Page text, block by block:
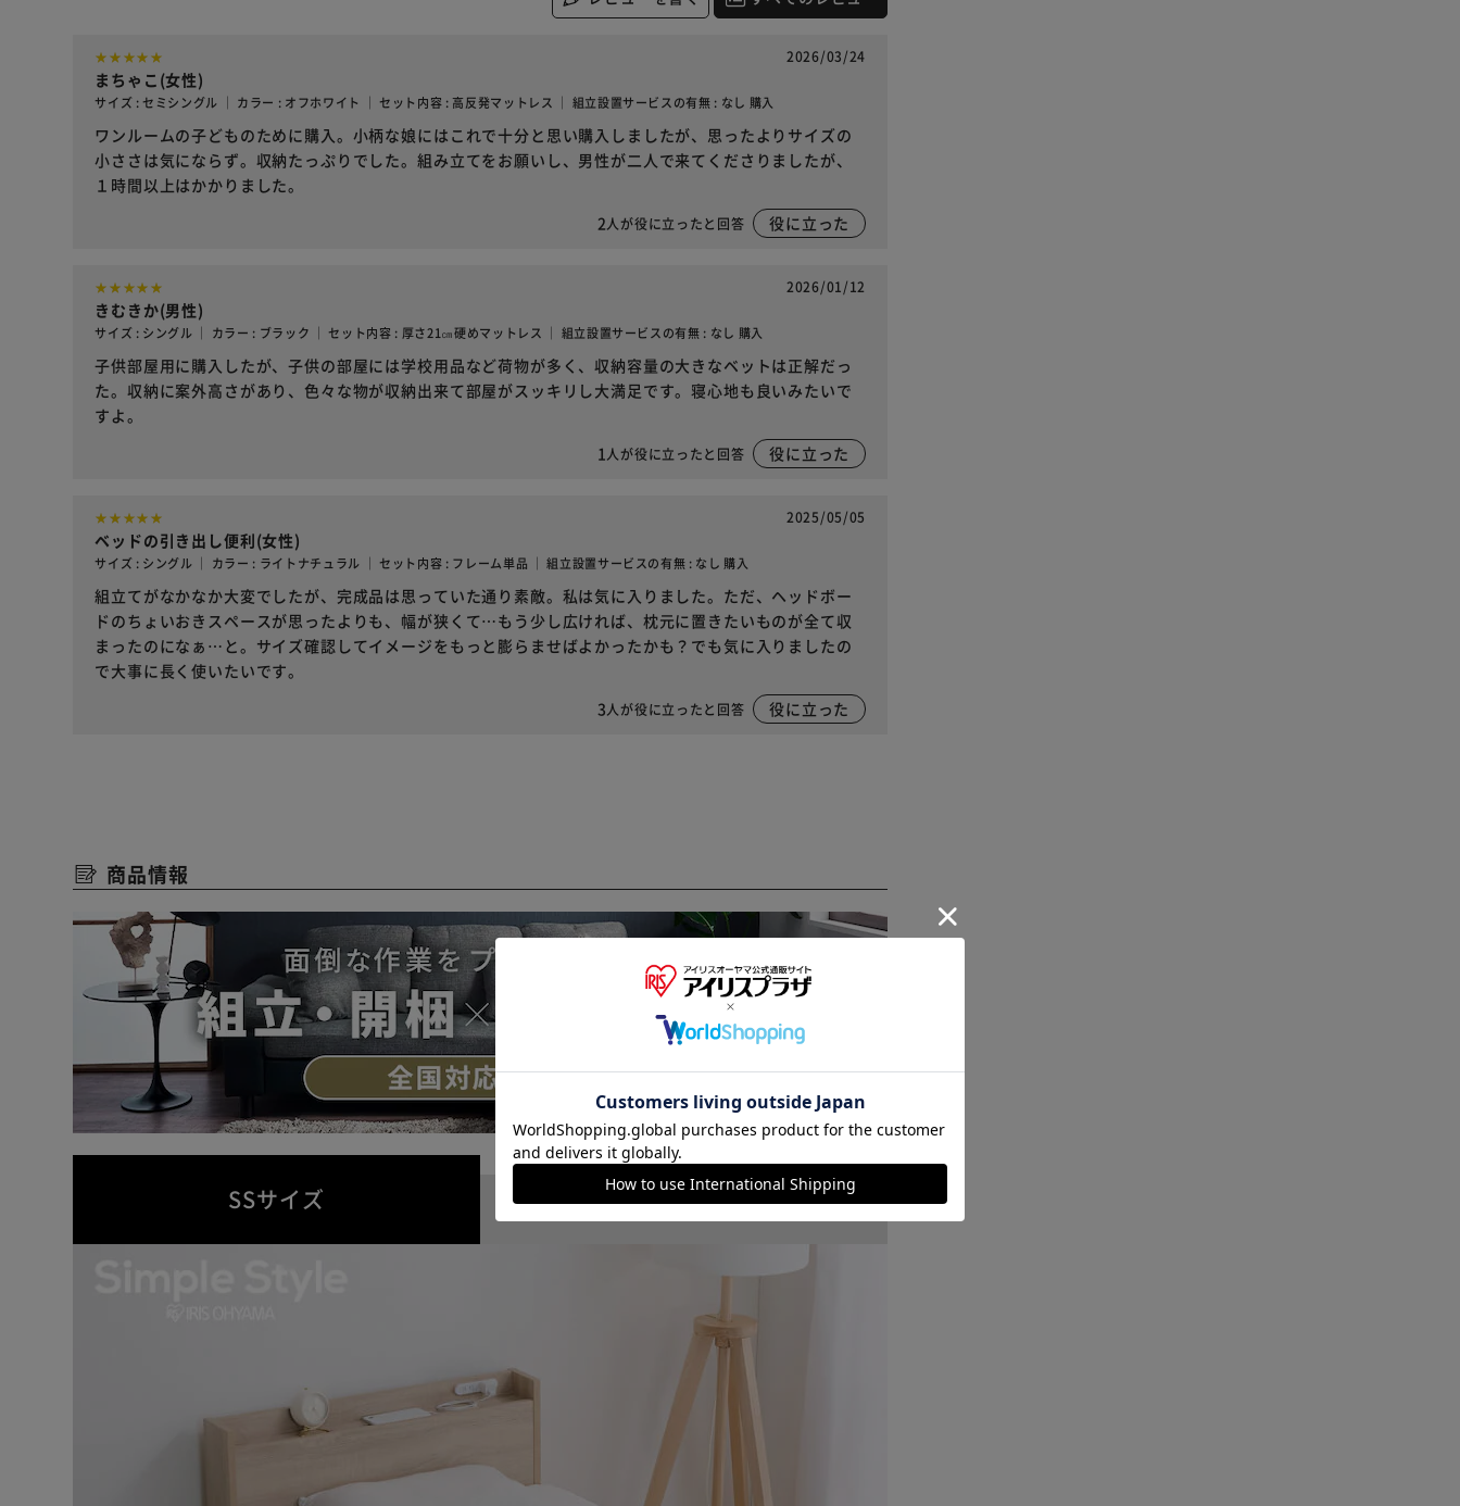
2026/03/24
まちゃこ(女性)
サイズ : セミシングル ｜ カラー : オフホワイト ｜ セット内容 : 高反発マットレス ｜ 組立設置サービスの有無 : なし 購入
ワンルームの子どものために購入。小柄な娘にはこれで十分と思い購入しましたが、思ったよりサイズの
小ささは気にならず。収納たっぷりでした。組み立てをお願いし、男性が二人で来てくださりましたが、
１時間以上はかかりました。
2人が役に立ったと回答 役に立った
2026/01/12
きむきか(男性)
サイズ : シングル ｜ カラー : ブラック ｜ セット内容 : 厚さ21㎝硬めマットレス ｜ 組立設置サービスの有無 : なし 購入
子供部屋用に購入したが、子供の部屋には学校用品など荷物が多く、収納容量の大きなベットは正解だっ
た。収納に案外高さがあり、色々な物が収納出来て部屋がスッキリし大満足です。寝心地も良いみたいで
すよ。
1人が役に立ったと回答 役に立った
2025/05/05
ベッドの引き出し便利(女性)
サイズ : シングル ｜ カラー : ライトナチュラル ｜ セット内容 : フレーム単品 ｜ 組立設置サービスの有無 : なし 購入
組立てがなかなか大変でしたが、完成品は思っていた通り素敵。私は気に入りました。ただ、ヘッドボー
ドのちょいおきスペースが思ったよりも、幅が狭くて…もう少し広ければ、枕元に置きたいものが全て収
まったのになぁ…と。サイズ確認してイメージをもっと膨らませばよかったかも？でも気に入りましたの
で大事に長く使いたいです。
3人が役に立ったと回答 役に立った
商品情報
SSサイズ Sサイズ
※ご確認ください